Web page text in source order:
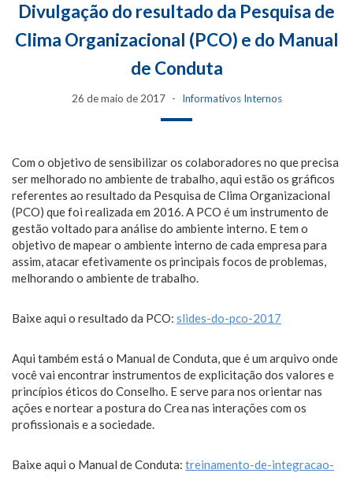
Divulgação do resultado da Pesquisa de
Clima Organizacional (PCO) e do Manual
de Conduta
26 de maio de 2017 Informativos Internos
Com o objetivo de sensibilizar os colaboradores no que precisa
ser melhorado no ambiente de trabalho, aqui estão os gráficos
referentes ao resultado da Pesquisa de Clima Organizacional
(PCO) que foi realizada em 2016. A PCO é um instrumento de
gestão voltado para análise do ambiente interno. E tem o
objetivo de mapear o ambiente interno de cada empresa para
assim, atacar efetivamente os principais focos de problemas,
melhorando o ambiente de trabalho.
Baixe aqui o resultado da PCO: slides-do-pco-2017
Aqui também está o Manual de Conduta, que é um arquivo onde
você vai encontrar instrumentos de explicitação dos valores e
princípios éticos do Conselho. E serve para nos orientar nas
ações e nortear a postura do Crea nas interações com os
profissionais e a sociedade.
Baixe aqui o Manual de Conduta: treinamento-de-integracao-